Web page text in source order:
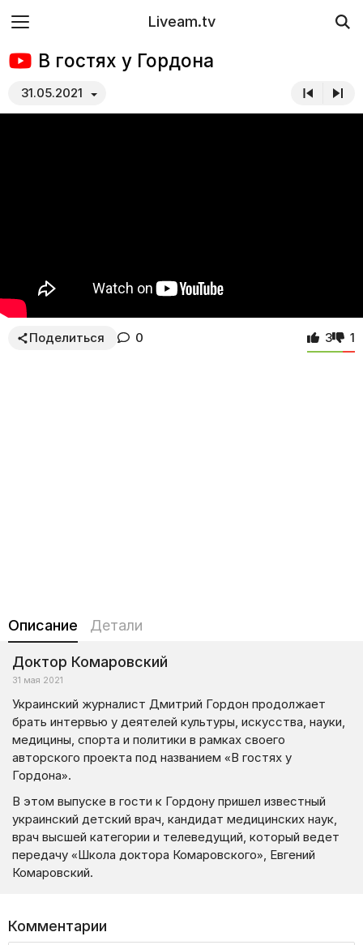
Liveam.tv
В гостях у Гордона
31.05.2021
Поделиться 0 3 1
Описание Детали
Доктор Комаровский
31 мая 2021
Украинский журналист Дмитрий Гордон продолжает
брать интервью у деятелей культуры, искусства, науки,
медицины, спорта и политики в рамках своего
авторского проекта под названием «В гостях у
Гордона».
В этом выпуске в гости к Гордону пришел известный
украинский детский врач, кандидат медицинских наук,
врач высшей категории и телеведущий, который ведет
передачу «Школа доктора Комаровского», Евгений
Комаровский.
Комментарии